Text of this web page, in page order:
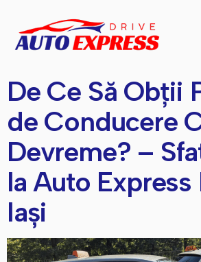
De Ce Să Obții
de Conducere
Devreme? –
la Auto
Iași